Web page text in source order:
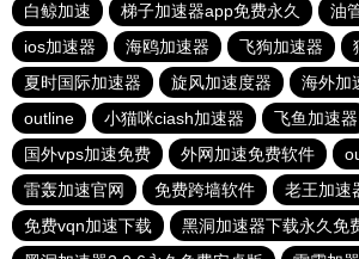
白鲸加速
梯子加速器app免费永久
油
ios加速器
海鸥加速器 飞狗加速器
夏时国际加速器
旋风加速度器
海外加
outline
小猫咪ciash加速器 飞鱼加速器
国外vps加速免费
外网加速免费软件
雷轰加速官网
免费跨墙软件
老王加速
免费vqn加速下载
黑洞加速器下载永久免